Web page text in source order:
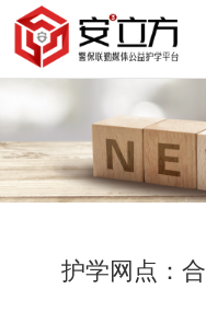
护学网点：